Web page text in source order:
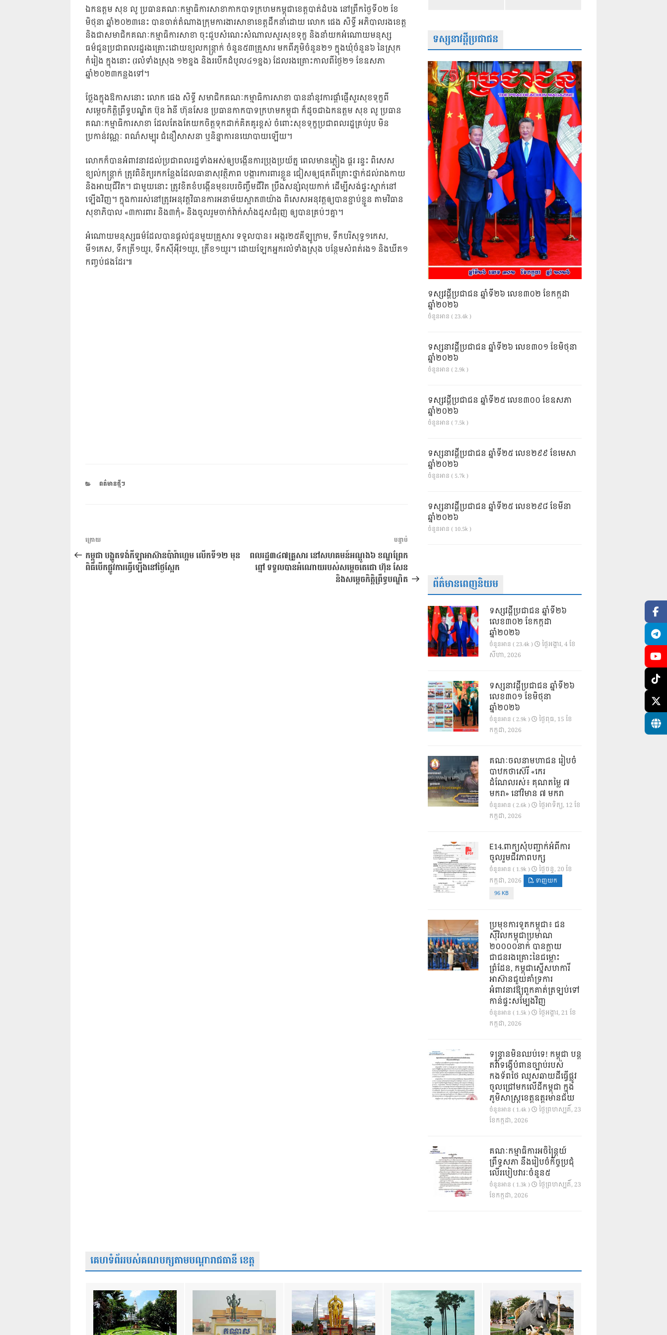
ឯកឧត្តម សុខ លូ ប្រធានគណៈកម្មាធិការសាខាកាកបាទក្រហមកម្ពុជាខេត្តបាត់ដំបង នៅព្រឹកថ្ងៃទី០២ ខែ
មិថុនា ឆ្នាំ២០២៣នេះ បានចាត់តំណាងក្រុមការងារសាខាខេត្តដឹកនាំដោយ លោក ផេង សិទ្ធី អភិបាលរងខេត្ត
និងជាសមាជិកគណៈកម្មាធិការសាខា ចុះជួបសំណេះសំណាលសួរសុខទុក្ខ និងនាំយកអំណោយមនុស្ស
ធម៌ជូនប្រជាពលរដ្ឋរងគ្រោះដោយខ្យលកន្ត្រាក់ ចំនួន៥៣គ្រួសារ មកពីភូមិចំនួន២១ ក្នុងឃុំចំនួន៦ នៃស្រុក
កំរៀង ក្នុងនោះ (រលំទាំងស្រុង ១២ខ្នង និងរបើកដំបូល៤១ខ្នង) ដែលរងគ្រោះកាលពីថ្ងៃ២១ ខែឧសភា
ឆ្នាំ២០២៣កន្លងទៅ។
ថ្លែងក្នុងឱកាសនោះ លោក ផេង សិទ្ធី សមាជិកគណៈកម្មាធិការសាខា បាននាំនូវការផ្ដាំផ្ញើសួរសុខទុក្ខពី
សម្ដេចកិត្តិព្រឹទ្ធបណ្ឌិត ប៊ុន រ៉ានី ហ៊ុនសែន ប្រធានកាកបាទក្រហមកម្ពុជា ក៏ដូចជាឯកឧត្តម សុខ លូ ប្រធាន
គណៈកម្មាធិការសាខា ដែលតែងតែយកចិត្តទុកដាក់គិតគូរខ្ពស់ ចំពោះសុខទុក្ខប្រជាពលរដ្ឋគ្រប់រូប មិន
ប្រកាន់វណ្ណៈ ពណ៌សម្បុរ ជំនឿសាសនា ឬនិន្នាការនយោបាយឡើយ។
លោកក៏បានអំពាវនាវដល់ប្រជាពលរដ្ឋទាំងអស់ឲ្យបង្កើនការប្រុងប្រយ័ត្ន ពេលមានភ្លៀង ផ្គរ រន្ទះ ពិសេស
ខ្យល់កន្ត្រាក់ ត្រូវពិនិត្យរកកន្លែងដែលធានាសុវត្ថិភាព បង្ការការពារខ្លួន ជៀសឲ្យផុតពីគ្រោះថ្នាក់ដល់រាងកាយ
និងអាយុជីវិត។ ជាមួយនោះ ត្រូវខិតខំបង្កើនមុខរបរចិញ្ចឹមជីវិត ប្រឹងសន្សំលុយកាក់ ដើម្បីសង់ផ្ទះស្នាក់នៅ
ឡើងវិញ។ ក្នុងការរស់នៅត្រូវអនុវត្តវិធានការអនាម័យស្អាត៣យ៉ាង ពិសេសអនុវត្តឲ្យបានខ្ជាប់ខ្ជួន តាមវិធាន
សុខាភិបាល «៣ការពារ និង៣កុំ» និងចូលរួមចាក់វ៉ាក់សាំងដូសជំរុញ ឲ្យបានគ្រប់ៗគ្នា។
អំណោយមនុស្សធម៌ដែលបានផ្ដល់ជូនមួយគ្រួសារ ទទួលបាន៖ អង្ករ២៥គីឡូក្រាម, ទឹកបរិសុទ្ធ១កេស,
មី១កេស, ទឹកត្រី១យួរ, ទឹកស៉ីអ៉ីវ១យួរ, ត្រីខ១យួរ។ ដោយឡែកអ្នករលំទាំងស្រុង បន្ថែមសំពត់រង១ និងឃីត១
កញ្ចប់ផងដែរ៕
CATEGORIES
ពត៌មានថ្មីៗ
ការ​
នាំទិស​
ប្រកាស
អត្ថបទ
មុន
ក្រោយ
កម្ពុជា បង្ហូតទង់កីឡាអាស៊ានប៉ារ៉ាហ្គេម លើកទី១២ មុន
ពិធីបើកផ្លូវការធ្វើឡើងនៅថ្ងៃស្អែក
បន្ទាប់
ពលរដ្ឋ៣៤៧គ្រួសារ នៅសហគមន៍អណ្ដូង៦ ខណ្ឌព្រែក
ព្នៅ ទទួលបានអំណោយរបស់សម្ដេចតេជោ ហ៊ុន សែន
និងសម្ដេចកិត្តិព្រឹទ្ធបណ្ឌិត
ទស្សនាវដ្តីប្រជាជន
ទស្សវដ្តីប្រជាជន ឆ្នាំទី២៦ លេខ៣០២ ខែកក្កដា
ឆ្នាំ២០២៦
ចំនួនអាន ( 23.4k )
ទស្សនាវដ្ដីប្រជាជន ឆ្នាំទី២៦ លេខ៣០១ ខែមិថុនា
ឆ្នាំ២០២៦
ចំនួនអាន ( 2.9k )
ទស្សវដ្តីប្រជាជន ឆ្នាំទី២៥ លេខ៣០០ ខែឧសភា
ឆ្នាំ២០២៦
ចំនួនអាន ( 7.5k )
ទស្សនាវដ្ដីប្រជាជន ឆ្នាំទី២៥ លេខ២៩៩ ខែមេសា
ឆ្នាំ២០២៦
ចំនួនអាន ( 5.7k )
ទស្សនាវដ្ដីប្រជាជន ឆ្នាំទី២៥ លេខ២៩៨ ខែមីនា
ឆ្នាំ២០២៦
ចំនួនអាន ( 10.5k )
ព័ត៌មានពេញនិយម
ទស្សវដ្តីប្រជាជន ឆ្នាំទី២៦
លេខ៣០២ ខែកក្កដា
ឆ្នាំ២០២៦
ចំនួនអាន ( 23.4k )
ថ្ងៃ​អង្គារ, 4 ខែ​
សីហា, 2026
ទស្សនាវដ្ដីប្រជាជន ឆ្នាំទី២៦
លេខ៣០១ ខែមិថុនា
ឆ្នាំ២០២៦
ចំនួនអាន ( 2.9k )
ថ្ងៃ​ពុធ, 15 ខែ​
កក្កដា, 2026
គណៈចលនាមហាជន រៀបចំ
បាឋកថាស៊េរី «កេរ
ដំណែលរស់៖ គុណតម្លៃ ៧
មករា» នៅវិមាន ៧ មករា
ចំនួនអាន ( 2.6k )
ថ្ងៃ​អាទិត្យ, 12 ខែ​
កក្កដា, 2026
E14.ពាក្យសុំបញ្ជាក់អំពីការ
ចូលរួមជីវភាពបក្ស
ចំនួនអាន ( 1.9k )
ថ្ងៃ​ចន្ទ, 20 ខែ​
កក្កដា, 2026
ទាញយក
96 KB
ប្រមុខការទូតកម្ពុជា៖ ជន
ស៊ីវិលកម្ពុជាប្រមាណ
២០០០០នាក់ បានក្លាយ
ជាជនរងគ្រោះនៃជម្លោះ
ព្រំដែន, កម្ពុជាស្នើសហការី
អាស៊ានជួយគាំទ្រការ
អំពាវនាវឱ្យពួកគាត់ត្រឡប់ទៅ
កាន់ផ្ទះសម្បែងវិញ
ចំនួនអាន ( 1.5k )
ថ្ងៃ​អង្គារ, 21 ខែ​
កក្កដា, 2026
ទន្ទ្រានមិនឈប់ទេ! កម្ពុជា បន្ត
តវ៉ាទង្វើបំពានច្បាប់របស់
កងទ័ពថៃ ឈូសឆាយដីធ្វើផ្លូវ
ចូលជ្រៅមកលើដីកម្ពុជា ក្នុង
ភូមិសាស្ត្រខេត្តឧត្តរមានជ័យ
ចំនួនអាន ( 1.4k )
ថ្ងៃ​ព្រហស្បតិ៍, 23
ខែ​កក្កដា, 2026
គណៈកម្មាធិការអចិន្ត្រៃយ៍
ព្រឹទ្ធសភា នឹងរៀបចំកិច្ចប្រជុំ
លើរបៀបវារៈចំនួន៥
ចំនួនអាន ( 1.3k )
ថ្ងៃ​ព្រហស្បតិ៍, 23
ខែ​កក្កដា, 2026
គេហទំព័ររបស់គណបក្សតាមបណ្តារាជធានី ខេត្ត